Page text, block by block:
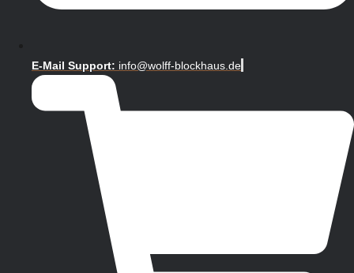
E-Mail Support: info@wolff-blockhaus.de